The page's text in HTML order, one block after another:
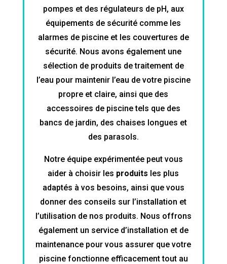
pompes et des régulateurs de pH, aux
équipements de sécurité comme les
alarmes de piscine et les couvertures de
sécurité. Nous avons également une
sélection de produits de traitement de
l’eau pour maintenir l’eau de votre piscine
propre et claire, ainsi que des
accessoires de piscine tels que des
bancs de jardin, des chaises longues et
des parasols.
Notre équipe expérimentée peut vous
aider à choisir les produits les plus
adaptés à vos besoins, ainsi que vous
donner des conseils sur l’installation et
l’utilisation de nos produits. Nous offrons
également un service d’installation et de
maintenance pour vous assurer que votre
piscine fonctionne efficacement tout au